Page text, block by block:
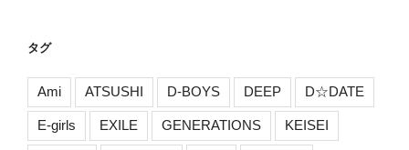
タグ
Ami ATSUSHI D-BOYS DEEP D☆DATE
E-girls EXILE GENERATIONS KEISEI